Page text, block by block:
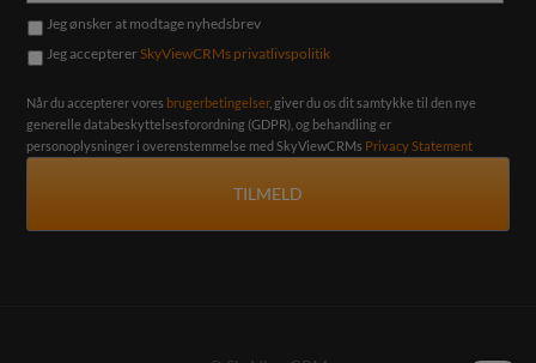
Jeg ønsker at modtage nyhedsbrev
Jeg acceptererSkyViewCRMs privatlivspolitik
Når du accepterer vores brugerbetingelser, giver du os dit samtykke til den nye
generelle databeskyttelsesforordning (GDPR), og behandling er
personoplysninger i overenstemmelse med SkyViewCRMs Privacy Statement